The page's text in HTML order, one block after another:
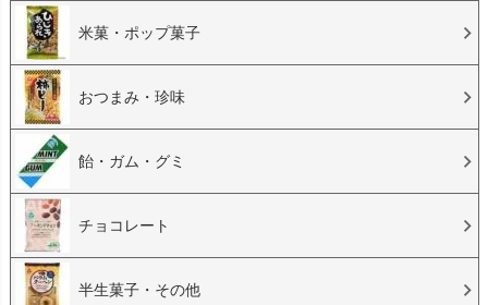
米菓・ポップ菓子
おつまみ・珍味
飴・ガム・グミ
チョコレート
半生菓子・その他